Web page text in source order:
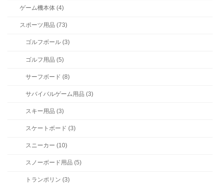
ゲーム機本体 (4)
スポーツ用品 (73)
ゴルフボール (3)
ゴルフ用品 (5)
サーフボード (8)
サバイバルゲーム用品 (3)
スキー用品 (3)
スケートボード (3)
スニーカー (10)
スノーボード用品 (5)
トランポリン (3)